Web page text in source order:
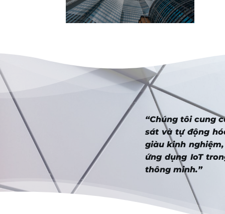
“Chúng tôi cung
sát và tự động
giàu kinh
ứng dụng IoT
thông minh.”